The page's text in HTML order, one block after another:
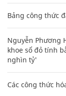
Bảng công thức
Nguyễn Phương
khoe sổ đỏ tính
nghìn tỷ'
Các công thức